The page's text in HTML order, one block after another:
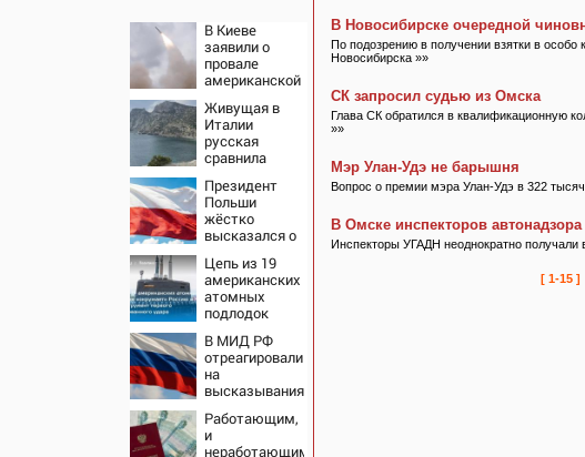
В Киеве
заявили о
провале
американской
«Убей
лучника»
против России
Живущая в
Италии
русская
сравнила
Европе и в
Крыму
Президент
Польши
жёстко
высказался о
их идеологии
Цепь из 19
американских
атомных
подлодок
Россию и
Китай: это
инструмент
первого
массированного
удара
В МИД РФ
отреагировали
на
высказывания
Японии про
атаку на
Работающим,
и
неработающим:
В Новосибирске очередной
По подозрению в получении взятки в
Новосибирска »»
СК запросил судью из Омска
Глава СК обратился в квалификационную
»»
Мэр Улан-Удэ не барышня
Вопрос о премии мэра Улан-Удэ в 322
В Омске инспекторов
Инспекторы УГАДН неоднократно получали
[ 1-15 ]